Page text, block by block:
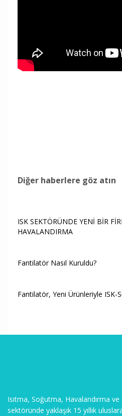
Diğer haberlere göz atın
ISK SEKTÖRÜNDE YENİ BİR
HAVALANDIRMA
Fantilatör Nasıl Kuruldu?
Fantilatör, Yeni Ürünleriyle ISK-
Isıtma, Soğutma, Havalandırma
sektöründe yaklaşık 15 yıllık